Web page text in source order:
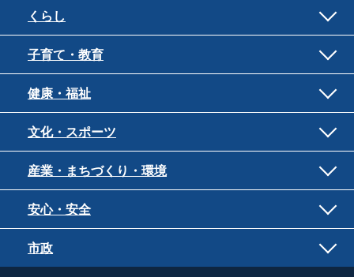
くらし
子育て・教育
健康・福祉
文化・スポーツ
産業・まちづくり・環境
安心・安全
市政